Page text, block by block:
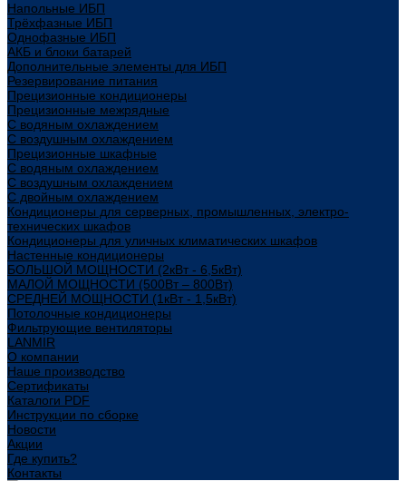
Напольные ИБП
Трёхфазные ИБП
Однофазные ИБП
АКБ и блоки батарей
Дополнительные элементы для ИБП
Резервирование питания
Прецизионные кондиционеры
Прецизионные межрядные
С водяным охлаждением
С воздушным охлаждением
Прецизионные шкафные
С водяным охлаждением
С воздушным охлаждением
С двойным охлаждением
Кондиционеры для серверных, промышленных, электро-
технических шкафов
Кондиционеры для уличных климатических шкафов
Настенные кондиционеры
БОЛЬШОЙ МОЩНОСТИ (2кВт - 6,5кВт)
МАЛОЙ МОЩНОСТИ (500Вт – 800Вт)
СРЕДНЕЙ МОЩНОСТИ (1кВт - 1,5кВт)
Потолочные кондиционеры
Фильтрующие вентиляторы
LANMIR
О компании
Наше производство
Сертификаты
Каталоги PDF
Инструкции по сборке
Новости
Акции
Где купить?
Контакты